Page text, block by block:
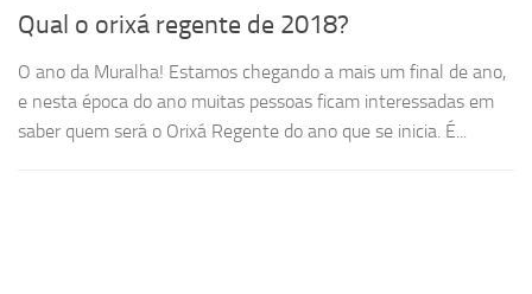
Qual o orixá regente de 2018?
O ano da Muralha! Estamos chegando a mais um final de ano,
e nesta época do ano muitas pessoas ficam interessadas em
saber quem será o Orixá Regente do ano que se inicia. É...